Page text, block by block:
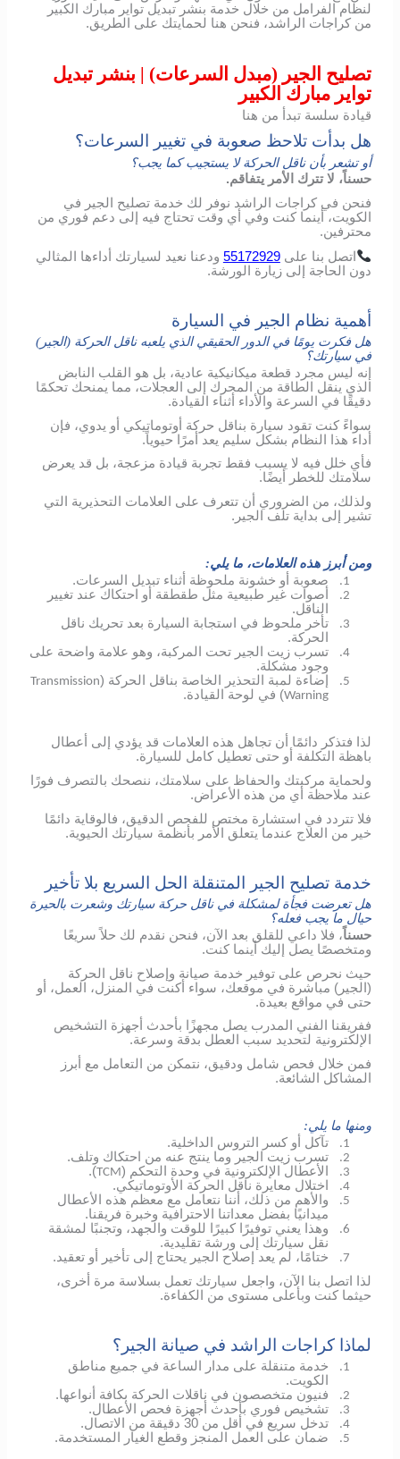
لنظام الفرامل من خلال خدمة بنشر تبديل تواير مبارك الكبير
من كراجات الراشد، فنحن هنا لحمايتك على الطريق.
تصليح الجير (مبدل السرعات) | بنشر تبديل
تواير مبارك الكبير
قيادة سلسة تبدأ من هنا
هل بدأت تلاحظ صعوبة في تغيير السرعات؟
أو تشعر بأن ناقل الحركة لا يستجيب كما يجب؟
حسناً، لا تترك الأمر يتفاقم.
فنحن في كراجات الراشد نوفر لك خدمة تصليح الجير في
الكويت، أينما كنت وفي أي وقت تحتاج فيه إلى دعم فوري من
محترفين.
اتصل بنا على55172929 ودعنا نعيد لسيارتك أداءها
المثالي
دون
الحاجة إلى زيارة الورشة.
أهمية نظام الجير في السيارة
هل فكرت يومًا في الدور الحقيقي الذي يلعبه ناقل الحركة (الجير)
في سيارتك؟
إنه ليس مجرد قطعة ميكانيكية عادية، بل هو القلب النابض
الذي ينقل الطاقة من المحرك إلى العجلات، مما يمنحك تحكمًا
دقيقًا في السرعة والأداء أثناء القيادة.
سواءً كنت تقود سيارة بناقل حركة أوتوماتيكي أو يدوي، فإن
أداء هذا النظام بشكل سليم يعد أمرًا حيوياً.
فأي خلل فيه لا يسبب فقط تجربة قيادة مزعجة، بل قد يعرض
سلامتك للخطر أيضًا.
ولذلك، من الضروري أن تتعرف على العلامات التحذيرية التي
تشير إلى بداية تلف الجير.
ومن أبرز هذه العلامات، ما يلي:
1. صعوبة أو خشونة ملحوظة أثناء تبديل السرعات.
2.
أصوات غير طبيعية مثل طقطقة أو احتكاك عند تغيير
الناقل.
3.
تأخر ملحوظ في استجابة السيارة بعد تحريك ناقل
الحركة.
4.
تسرب زيت الجير تحت المركبة، وهو علامة واضحة على
وجود مشكلة.
5. إضاءة لمبة التحذير الخاصة بناقل الحركة (Transmission
Warning) في لوحة القيادة.
لذا فتذكر دائمًا أن تجاهل هذه العلامات قد يؤدي إلى أعطال
باهظة التكلفة أو حتى تعطيل كامل للسيارة.
ولحماية مركبتك والحفاظ على سلامتك، ننصحك بالتصرف فورًا
عند ملاحظة أي من هذه الأعراض.
فلا تتردد في استشارة مختص للفحص الدقيق، فالوقاية دائمًا
خير من العلاج عندما يتعلق الأمر بأنظمة سيارتك الحيوية.
خدمة تصليح الجير المتنقلة الحل السريع بلا تأخير
هل تعرضت فجأة لمشكلة في ناقل حركة سيارتك وشعرت بالحيرة
حيال ما يجب فعله؟
حسناً، فلا داعي للقلق بعد الآن، فنحن نقدم لك حلاً سريعًا
ومتخصصًا يصل إليك أينما كنت.
حيث نحرص على توفير خدمة صيانة وإصلاح ناقل الحركة
(الجير) مباشرة في موقعك، سواء أكنت في المنزل، العمل، أو
حتى في مواقع بعيدة.
ففريقنا الفني المدرب يصل مجهزًا بأحدث أجهزة التشخيص
الإلكترونية لتحديد سبب العطل بدقة وسرعة.
فمن خلال فحص شامل ودقيق، نتمكن من التعامل مع أبرز
المشاكل الشائعة.
ومنها ما يلي:
1. تآكل أو كسر التروس الداخلية.
2. تسرب زيت الجير وما ينتج عنه من احتكاك وتلف.
3. الأعطال الإلكترونية في وحدة التحكم (TCM
).
4. اختلال معايرة ناقل الحركة الأوتوماتيكي.
5.
والأهم من ذلك، أننا نتعامل مع معظم هذه الأعطال
ميدانيًا بفضل معداتنا الاحترافية وخبرة فريقنا.
6.
وهذا يعني توفيرًا كبيرًا للوقت والجهد، وتجنبًا لمشقة
نقل سيارتك إلى ورشة تقليدية.
7.
ختامًا، لم يعد إصلاح الجير يحتاج إلى تأخير أو تعقيد.
لذا اتصل بنا الآن، واجعل سيارتك تعمل بسلاسة مرة أخرى،
حيثما كنت وبأعلى مستوى من الكفاءة.
لماذا كراجات الراشد في صيانة الجير؟
1.
خدمة متنقلة على مدار الساعة في جميع مناطق
الكويت.
2. فنيون متخصصون في ناقلات الحركة بكافة أنواعها.
3. تشخيص فوري بأحدث أجهزة فحص الأعطال.
4. تدخل سريع في أقل من 30 دقيقة من الاتصال.
5. ضمان على العمل المنجز وقطع الغيار المستخدمة.